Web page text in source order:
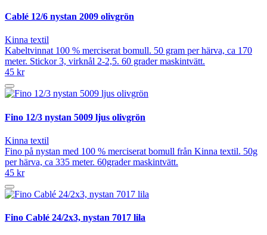
Cablé 12/6 nystan 2009 olivgrön
Kinna textil
Kabeltvinnat 100 % merciserat bomull. 50 gram per härva, ca 170
meter. Stickor 3, virknål 2-2,5. 60 grader maskintvätt.
45 kr
Fino 12/3 nystan 5009 ljus olivgrön
Kinna textil
Fino på nystan med 100 % merciserat bomull från Kinna textil. 50g
per härva, ca 335 meter. 60grader maskintvätt.
45 kr
Fino Cablé 24/2x3, nystan 7017 lila